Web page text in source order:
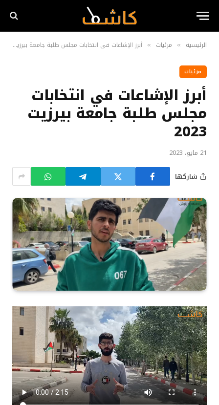
الرئيسية » مرئيات » أبرز الإشاعات في انتخابات مجلس طلبة جامعة بيرزيت 2023
مرئيات
أبرز الإشاعات في انتخابات
مجلس طلبة جامعة بيرزيت
2023
21 مايو، 2023
شاركها